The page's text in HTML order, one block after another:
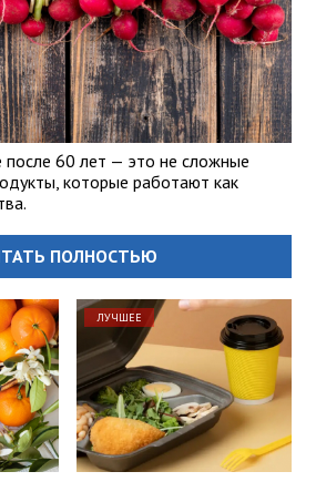
после 60 лет — это не сложные
которые работают как
ПОЛНОСТЬЮ
ЛУЧШЕЕ